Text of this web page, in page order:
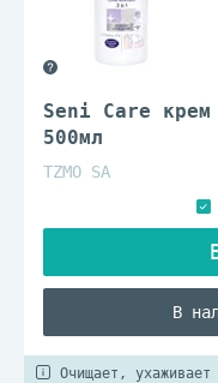
Seni Care крем
500мл
TZMO SA
В
Очищает,